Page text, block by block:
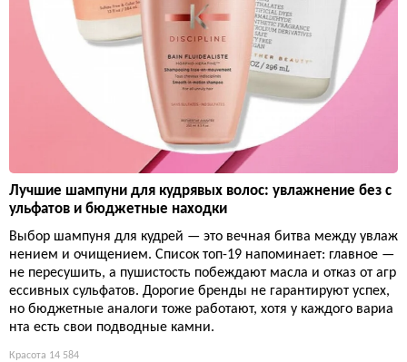
Лучшие шампуни для кудрявых волос: увлажнение без с
ульфатов и бюджетные находки
Выбор шампуня для кудрей — это вечная битва между увлаж
нением и очищением. Список топ-19 напоминает: главное —
не пересушить, а пушистость побеждают масла и отказ от агр
ессивных сульфатов. Дорогие бренды не гарантируют успех,
но бюджетные аналоги тоже работают, хотя у каждого вариа
нта есть свои подводные камни.
Красота 14 584